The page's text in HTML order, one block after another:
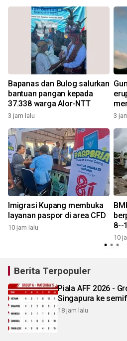
Bapanas dan Bulog salurkan
bantuan pangan kepada
37.338 warga Alor-NTT
3 jam lalu 3
Imigrasi Kupang membuka
layanan paspor di area CFD
10 jam lalu
8--
10
Berita Terpopuler
Piala AFF 2026 -
Singapura ke
18 jam lalu